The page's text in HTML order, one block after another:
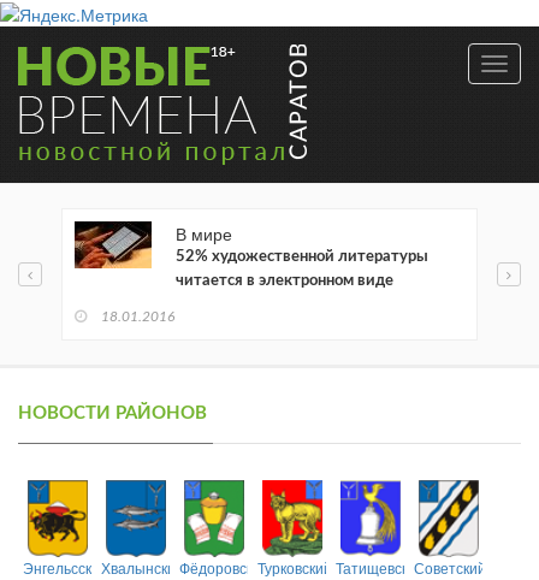
В мире
52% художественной литературы
читается в электронном виде
18.01.2016
НОВОСТИ РАЙОНОВ
ЭнгельсскийХвалынскийФёдоровскийТурковский ТатищевскийСоветский